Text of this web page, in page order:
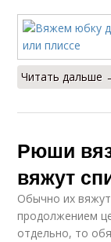
Читать дальше
Рюши
вяжут
Обычно их
продолжением
отдельно, то